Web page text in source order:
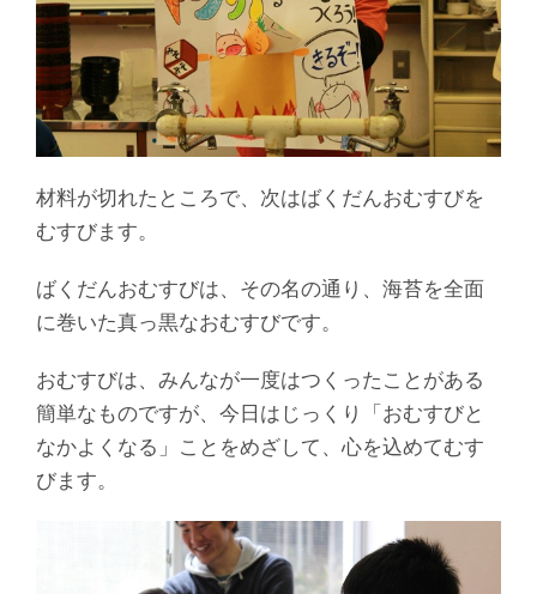
材料が切れたところで、次はばくだんおむすびを
むすびます。
ばくだんおむすびは、その名の通り、海苔を全面
に巻いた真っ黒なおむすびです。
おむすびは、みんなが一度はつくったことがある
簡単なものですが、今日はじっくり「おむすびと
なかよくなる」ことをめざして、心を込めてむす
びます。